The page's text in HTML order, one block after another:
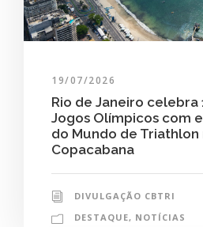
19/07/2026
Rio de Janeiro celebra
Jogos Olímpicos com
do Mundo de Triathlon
Copacabana
DIVULGAÇÃO CBTRI
DESTAQUE, NOTÍCIAS